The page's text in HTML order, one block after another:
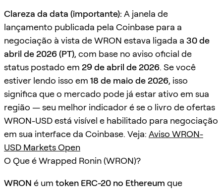
Clareza da data (importante): A janela de
lançamento publicada pela Coinbase para a
negociação à vista de WRON estava ligada a 30 de
abril de 2026 (PT), com base no aviso oficial de
status postado em 29 de abril de 2026. Se você
estiver lendo isso em 18 de maio de 2026, isso
significa que o mercado pode já estar ativo em sua
região — seu melhor indicador é se o livro de ofertas
WRON-USD está visível e habilitado para negociação
em sua interface da Coinbase. Veja: Aviso WRON-
USD Markets Open
O Que é Wrapped Ronin (WRON)?
WRON é um token ERC-20 no Ethereum que